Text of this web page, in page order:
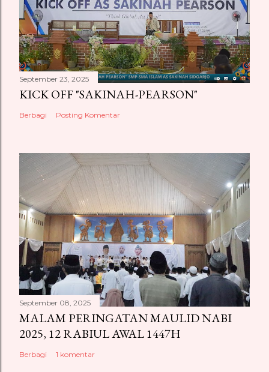
n
g
K
o
m
e
n
t
r
September 23, 2025
KICK OFF "SAKINAH-PEARSON"
Berbagi Posting Komentar
September 08, 2025
MALAM PERINGATAN MAULID NABI
2025, 12 RABIUL AWAL 1447H
Berbagi 1 komentar